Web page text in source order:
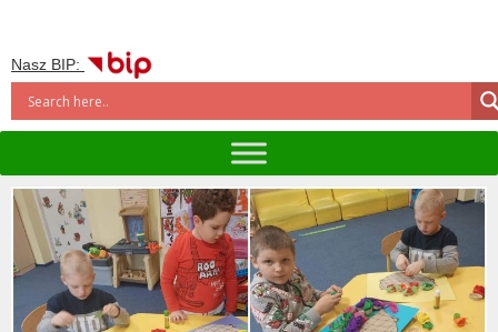
Nasz BIP: